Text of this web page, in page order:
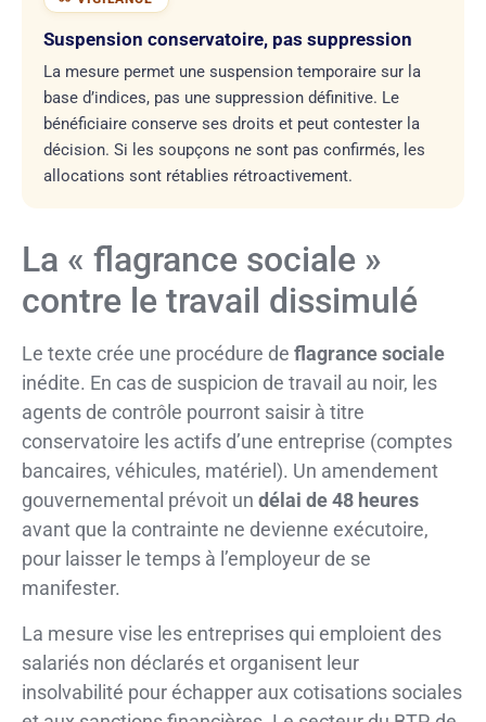
Suspension conservatoire, pas suppression
La mesure permet une suspension temporaire sur la
base d’indices, pas une suppression définitive. Le
bénéficiaire conserve ses droits et peut contester la
décision. Si les soupçons ne sont pas confirmés, les
allocations sont rétablies rétroactivement.
La « flagrance sociale »
contre le travail dissimulé
Le texte crée une procédure de flagrance sociale
inédite. En cas de suspicion de travail au noir, les
agents de contrôle pourront saisir à titre
conservatoire les actifs d’une entreprise (comptes
bancaires, véhicules, matériel). Un amendement
gouvernemental prévoit un délai de 48 heures
avant que la contrainte ne devienne exécutoire,
pour laisser le temps à l’employeur de se
manifester.
La mesure vise les entreprises qui emploient des
salariés non déclarés et organisent leur
insolvabilité pour échapper aux cotisations sociales